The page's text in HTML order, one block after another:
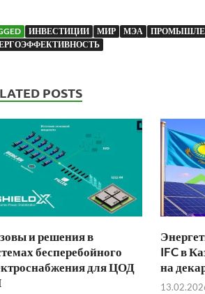
ИНВЕСТИЦИИ МИР МЭА
POSTS
и решения в
бесперебойного
для ЦОД
IFC в
на